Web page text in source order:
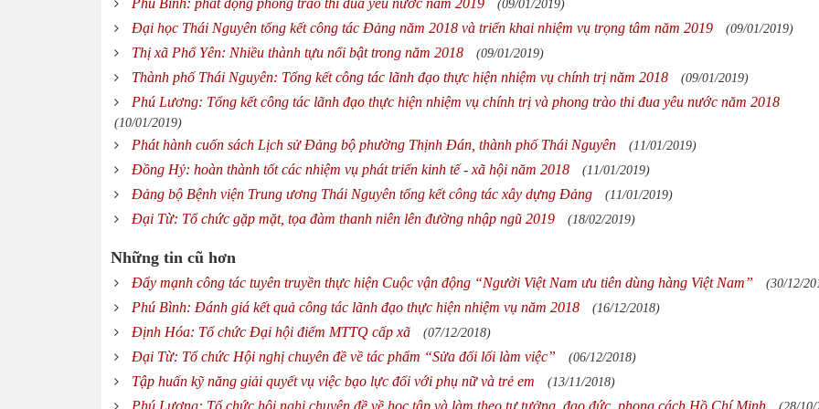
Phú Bình: phát động phong trào thi đua yêu nước năm 2019 (09/01/2019)
Đại học Thái Nguyên tổng kết công tác Đảng năm 2018 và triển khai nhiệm vụ trọng tâm năm 2019 (09/01/2019)
Thị xã Phổ Yên: Nhiều thành tựu nổi bật trong năm 2018 (09/01/2019)
Thành phố Thái Nguyên: Tổng kết công tác lãnh đạo thực hiện nhiệm vụ chính trị năm 2018 (09/01/2019)
Phú Lương: Tổng kết công tác lãnh đạo thực hiện nhiệm vụ chính trị và phong trào thi đua yêu nước năm 2018
(10/01/2019)
Phát hành cuốn sách Lịch sử Đảng bộ phường Thịnh Đán, thành phố Thái Nguyên (11/01/2019)
Đồng Hỷ: hoàn thành tốt các nhiệm vụ phát triển kinh tế - xã hội năm 2018 (11/01/2019)
Đảng bộ Bệnh viện Trung ương Thái Nguyên tổng kết công tác xây dựng Đảng (11/01/2019)
Đại Từ: Tổ chức gặp mặt, tọa đàm thanh niên lên đường nhập ngũ 2019 (18/02/2019)
Những tin cũ hơn
Đẩy mạnh công tác tuyên truyền thực hiện Cuộc vận động “Người Việt Nam ưu tiên dùng hàng Việt Nam” (30/12/
Phú Bình: Đánh giá kết quả công tác lãnh đạo thực hiện nhiệm vụ năm 2018 (16/12/2018)
Định Hóa: Tổ chức Đại hội điểm MTTQ cấp xã (07/12/2018)
Đại Từ: Tổ chức Hội nghị chuyên đề về tác phẩm “Sửa đổi lối làm việc” (06/12/2018)
Tập huấn kỹ năng giải quyết vụ việc bạo lực đối với phụ nữ và trẻ em (13/11/2018)
Phú Lương: Tổ chức hội nghị chuyên đề về học tập và làm theo tư tưởng, đạo đức, phong cách Hồ Chí Minh